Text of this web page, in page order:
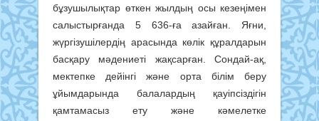
бұзушылықтар өткен жылдың осы кезеңімен
салыстырғанда 5 636-ға азайған. Яғни,
жүргізушілердің арасында көлік құралдарын
басқару мәдениеті жақсарған. Сондай-ақ,
мектепке дейінгі және орта білім беру
ұйымдарында балалардың қауіпсіздігін
қамтамасыз ету және кәмелетке